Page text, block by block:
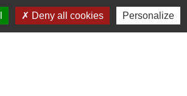
Deny all cookies Personalize